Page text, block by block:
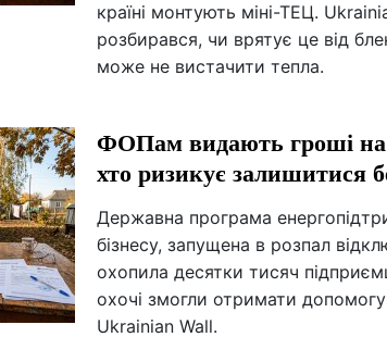
країні монтують міні-ТЕЦ.
розбирався, чи врятує це від
може не вистачити тепла.
ФОПам видають гроші на
хто ризикує залишитися
Державна програма
бізнесу, запущена в розпал
охопила десятки тисяч
охочі змогли отримати
Ukrainian Wall.